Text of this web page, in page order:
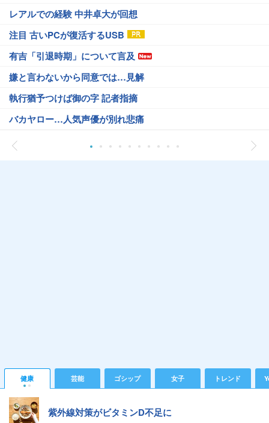
レアルでの経験 中井卓大が回想
注目 古いPCが復活するUSB
有吉「引退時期」について言及
嫌と言わないから同意では…見解
執行猶予つけば御の字 記者指摘
バカヤロー…人気声優が別れ悲痛
健康 芸能 ゴシップ 女子 トレンド
紫外線対策がビタミンD不足に